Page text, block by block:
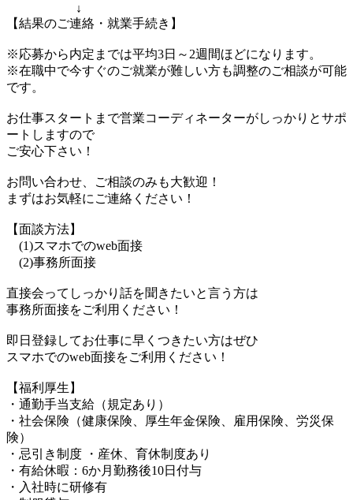
↓
【結果のご連絡・就業手続き】
※応募から内定までは平均3日～2週間ほどになります。
※在職中で今すぐのご就業が難しい方も調整のご相談が可能
です。
お仕事スタートまで営業コーディネーターがしっかりとサポ
ートしますので
ご安心下さい！
お問い合わせ、ご相談のみも大歓迎！
まずはお気軽にご連絡ください！
【面談方法】
(1)スマホでのweb面接
(2)事務所面接
直接会ってしっかり話を聞きたいと言う方は
事務所面接をご利用ください！
即日登録してお仕事に早くつきたい方はぜひ
スマホでのweb面接をご利用ください！
【福利厚生】
・通勤手当支給（規定あり）
・社会保険（健康保険、厚生年金保険、雇用保険、労災保
険）
・忌引き制度 ・産休、育休制度あり
・有給休暇：6か月勤務後10日付与
・入社時に研修有